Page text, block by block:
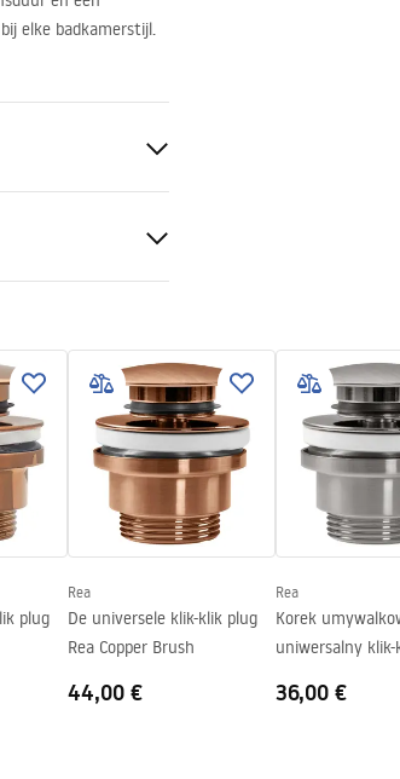
elke badkamerstijl.
plug
Rea
De universele klik-klik plug
Rea Copper Brush
44,00 €
Rea
Korek
uniwersalny klik-
36,00 €